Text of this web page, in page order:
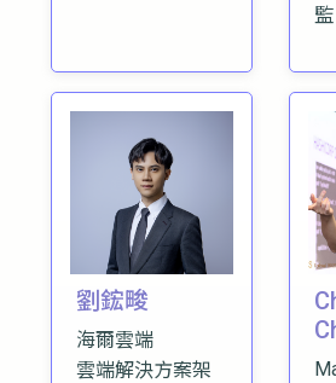
監
劉鋐畯
海爾雲端
雲端解決方案架